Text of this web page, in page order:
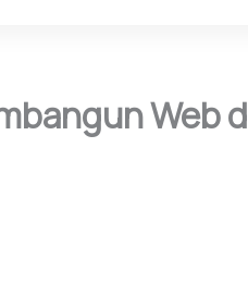
Web